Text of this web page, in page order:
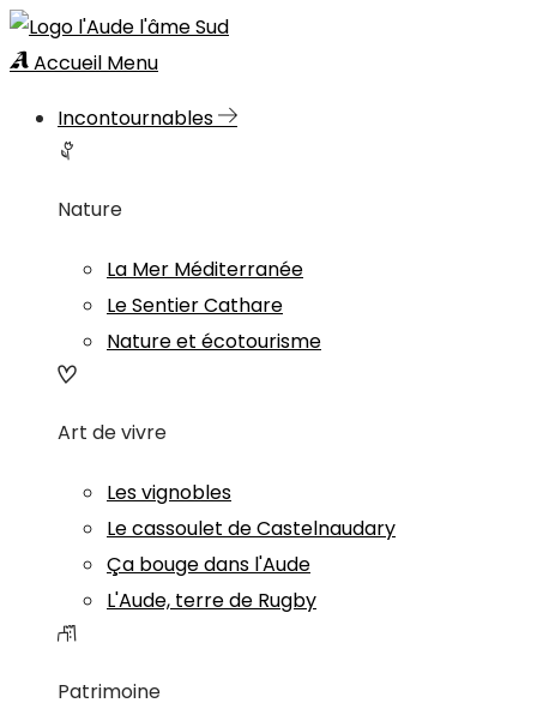
Accueil Menu
Incontournables
Nature
La Mer Méditerranée
Le Sentier Cathare
Nature et écotourisme
Art de vivre
Les vignobles
Le cassoulet de Castelnaudary
Ça bouge dans l'Aude
L'Aude, terre de Rugby
Patrimoine